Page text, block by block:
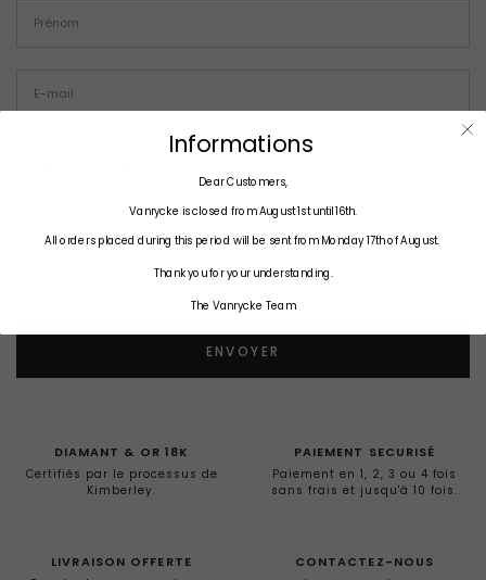
ENVOYER
DIAMANT & OR 18K
Certifiés par le processus de
Kimberley.
PAIEMENT SECURISÉ
Paiement en 1, 2, 3 ou 4 fois
sans frais et jusqu'à 10 fois.
LIVRAISON OFFERTE CONTACTEZ-NOUS
Informations
Dear Customers,
Vanrycke is closed from August 1st until 16th.
All orders placed during this period will be sent from Monday 17th of August.
Thank you for your understanding.
The Vanrycke Team